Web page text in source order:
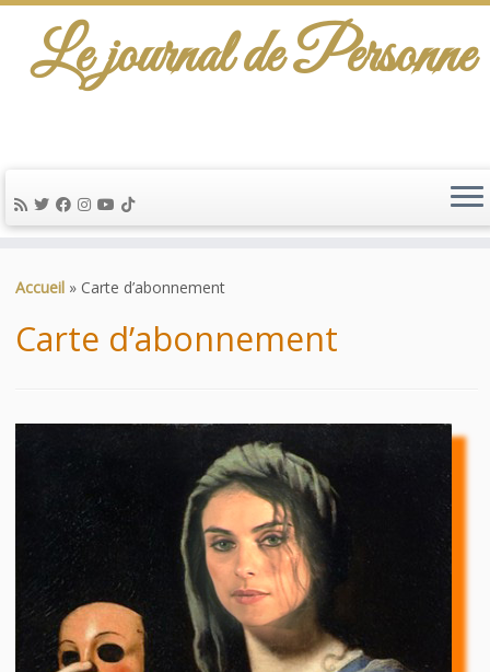
au
Le journal de Personne
Accueil » Carte d’abonnement
Carte d’abonnement